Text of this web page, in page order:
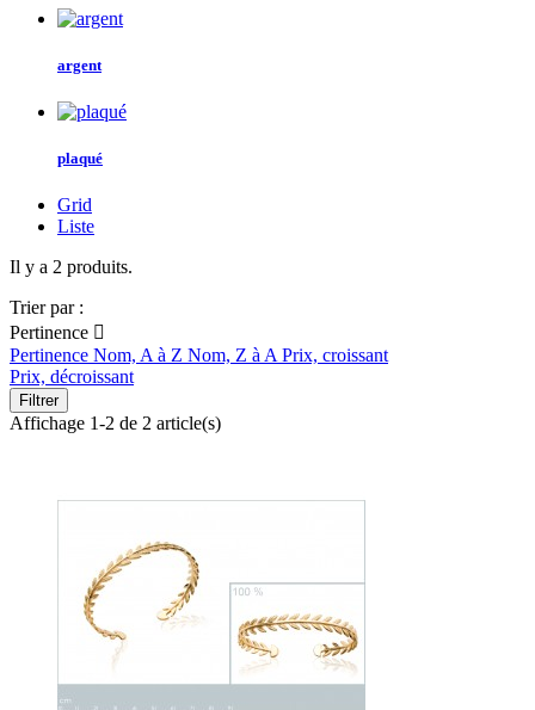
argent
plaqué
Grid
Liste
Il y a 2 produits.
Trier par :
Pertinence 
Pertinence Nom, A à Z Nom, Z à APrix, croissant
Prix, décroissant
Filtrer
Affichage 1-2 de 2 article(s)